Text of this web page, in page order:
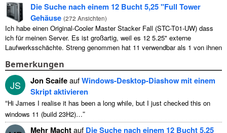
Die Suche nach einem 12 Bucht 5,25 "Full Tower
Gehäuse (272 Ansichten)
Ich habe einen Original-Cooler Master Stacker Fall (STC-T01-UW) dass
ich für meinen Server. Es ist großartig, weil es 12 5.25" externe
Laufwerksschächte. Streng genommen hat 11 verwendbar als 1 von ihnen
Bemerkungen
JS Jon ScaifeaufWindows-Desktop-Diashow mit einem
Skript aktivieren
“Hi James I realise it has been a long while, but I just checked this on
windows 11 (build 23H2)…”
Mehr Machtauf Die Suche nach einem 12 Bucht 5,25